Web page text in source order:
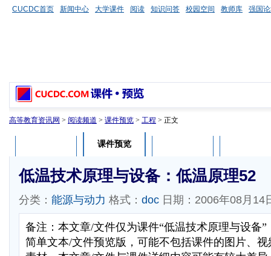
CUCDC首页 新闻中心 大学课件 阅读 知识问答 校园空间 教师库 强国
高等教育资讯网 > 阅读频道 > 课件预览 > 工程 > 正文
课件预览
低温技术原理与设备：低温原理52
分类： 能源与动力 格式： doc 日期：2006年08月14
备注：本文章/文件仅为课件“低温技术原理与设备
简单文本/文件预览版，可能不包括课件的图片、